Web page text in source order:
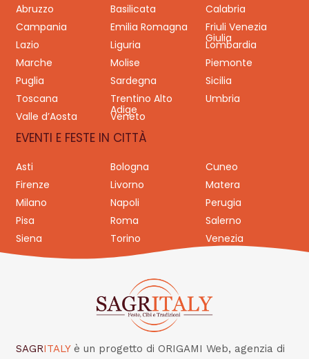
Abruzzo Basilicata
Calabria
Campania
Emilia Romagna
Friuli Venezia
Giulia
Lazio Liguria
Lombardia
Marche
Molise
Piemonte
Puglia
Sardegna
Sicilia
Toscana
Trentino Alto
Adige
Umbria
Valle d’Aosta
Veneto
EVENTI E FESTE IN CITTÀ
Asti Bologna
Cuneo
Firenze
Livorno
Matera
Milano
Napoli
Perugia
Pisa
Roma
Salerno
Siena
Torino Venezia
SAGRITALY è un progetto di ORIGAMI Web, agenzia di